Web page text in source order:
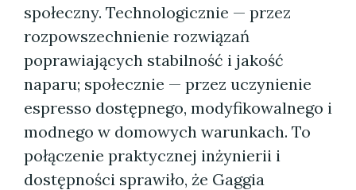
społeczny. Technologicznie — przez
rozpowszechnienie rozwiązań
poprawiających stabilność i jakość
naparu; społecznie — przez uczynienie
espresso dostępnego, modyfikowalnego i
modnego w domowych warunkach. To
połączenie praktycznej inżynierii i
dostępności sprawiło, że Gaggia